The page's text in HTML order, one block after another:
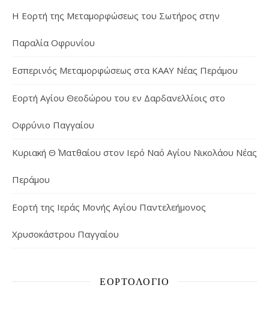
Η Εορτή της Μεταμορφώσεως του Σωτήρος στην
Παραλία Οφρυνίου
Εσπερινός Μεταμορφώσεως στα ΚΑΑΥ Νέας Περάμου
Εορτή Αγίου Θεοδώρου του εν Δαρδανελλίοις στο
Οφρύνιο Παγγαίου
Κυριακή Θ΄ Ματθαίου στον Ιερό Ναό Αγίου Νικολάου Νέας
Περάμου
Εορτή της Ιεράς Μονής Αγίου Παντελεήμονος
Χρυσοκάστρου Παγγαίου
ΕΟΡΤΟΛΌΓΙΟ